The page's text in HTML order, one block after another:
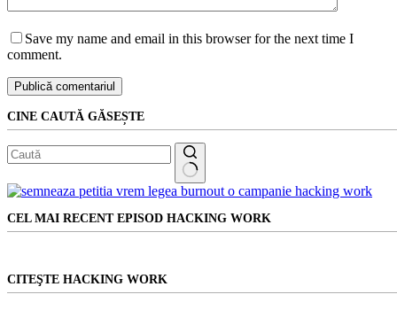
Save my name and email in this browser for the next time I
comment.
Publică comentariul
CINE CAUTĂ GĂSEȘTE
Niciun
CEL MAI RECENT EPISOD HACKING WORK
CITEŞTE HACKING WORK